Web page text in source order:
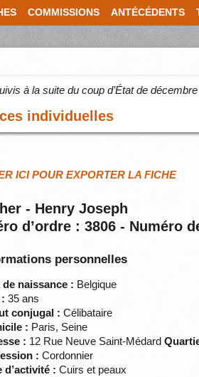
COMMISSIONS ANTÉCÉDENTS
à la suite du coup d’État de
individuelles
ICI POUR EXPORTER LA FICHE
- Henry Joseph
d’ordre : 3806 - Numéro
personnelles
de naissance : Belgique
35 ans
conjugal : Célibataire
: Paris, Seine
: 12 Rue Neuve Saint-Médard
: Cordonnier
d’activité : Cuirs et peaux